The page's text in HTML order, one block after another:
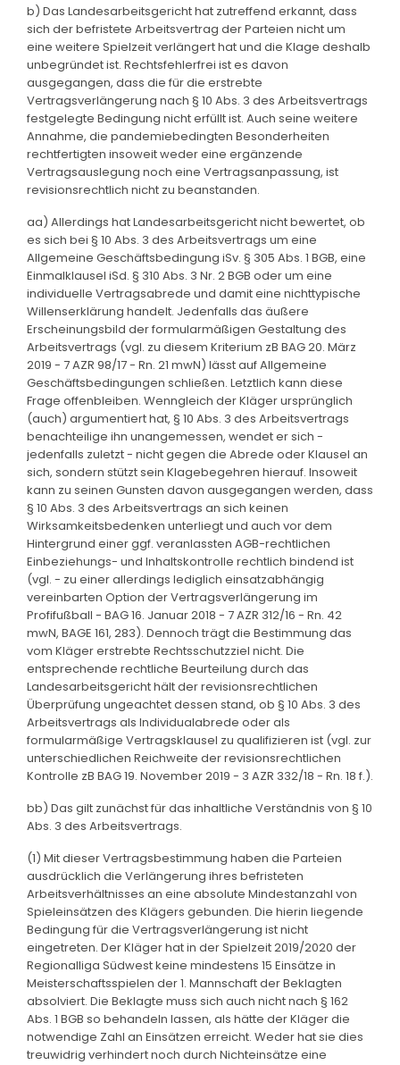
b) Das Landesarbeitsgericht hat zutreffend erkannt, dass
sich der befristete Arbeitsvertrag der Parteien nicht um
eine weitere Spielzeit verlängert hat und die Klage deshalb
unbegründet ist. Rechtsfehlerfrei ist es davon
ausgegangen, dass die für die erstrebte
Vertragsverlängerung nach § 10 Abs. 3 des Arbeitsvertrags
festgelegte Bedingung nicht erfüllt ist. Auch seine weitere
Annahme, die pandemiebedingten Besonderheiten
rechtfertigten insoweit weder eine ergänzende
Vertragsauslegung noch eine Vertragsanpassung, ist
revisionsrechtlich nicht zu beanstanden.
aa) Allerdings hat Landesarbeitsgericht nicht bewertet, ob
es sich bei § 10 Abs. 3 des Arbeitsvertrags um eine
Allgemeine Geschäftsbedingung iSv. § 305 Abs. 1 BGB, eine
Einmalklausel iSd. § 310 Abs. 3 Nr. 2 BGB oder um eine
individuelle Vertragsabrede und damit eine nichttypische
Willenserklärung handelt. Jedenfalls das äußere
Erscheinungsbild der formularmäßigen Gestaltung des
Arbeitsvertrags (vgl. zu diesem Kriterium zB BAG 20. März
2019 - 7 AZR 98/17 - Rn. 21 mwN) lässt auf Allgemeine
Geschäftsbedingungen schließen. Letztlich kann diese
Frage offenbleiben. Wenngleich der Kläger ursprünglich
(auch) argumentiert hat, § 10 Abs. 3 des Arbeitsvertrags
benachteilige ihn unangemessen, wendet er sich -
jedenfalls zuletzt - nicht gegen die Abrede oder Klausel an
sich, sondern stützt sein Klagebegehren hierauf. Insoweit
kann zu seinen Gunsten davon ausgegangen werden, dass
§ 10 Abs. 3 des Arbeitsvertrags an sich keinen
Wirksamkeitsbedenken unterliegt und auch vor dem
Hintergrund einer ggf. veranlassten AGB-rechtlichen
Einbeziehungs- und Inhaltskontrolle rechtlich bindend ist
(vgl. - zu einer allerdings lediglich einsatzabhängig
vereinbarten Option der Vertragsverlängerung im
Profifußball - BAG 16. Januar 2018 - 7 AZR 312/16 - Rn. 42
mwN, BAGE 161, 283). Dennoch trägt die Bestimmung das
vom Kläger erstrebte Rechtsschutzziel nicht. Die
entsprechende rechtliche Beurteilung durch das
Landesarbeitsgericht hält der revisionsrechtlichen
Überprüfung ungeachtet dessen stand, ob § 10 Abs. 3 des
Arbeitsvertrags als Individualabrede oder als
formularmäßige Vertragsklausel zu qualifizieren ist (vgl. zur
unterschiedlichen Reichweite der revisionsrechtlichen
Kontrolle zB BAG 19. November 2019 - 3 AZR 332/18 - Rn. 18 f.).
bb) Das gilt zunächst für das inhaltliche Verständnis von § 10
Abs. 3 des Arbeitsvertrags.
(1) Mit dieser Vertragsbestimmung haben die Parteien
ausdrücklich die Verlängerung ihres befristeten
Arbeitsverhältnisses an eine absolute Mindestanzahl von
Spieleinsätzen des Klägers gebunden. Die hierin liegende
Bedingung für die Vertragsverlängerung ist nicht
eingetreten. Der Kläger hat in der Spielzeit 2019/2020 der
Regionalliga Südwest keine mindestens 15 Einsätze in
Meisterschaftsspielen der 1. Mannschaft der Beklagten
absolviert. Die Beklagte muss sich auch nicht nach § 162
Abs. 1 BGB so behandeln lassen, als hätte der Kläger die
notwendige Zahl an Einsätzen erreicht. Weder hat sie dies
treuwidrig verhindert noch durch Nichteinsätze eine